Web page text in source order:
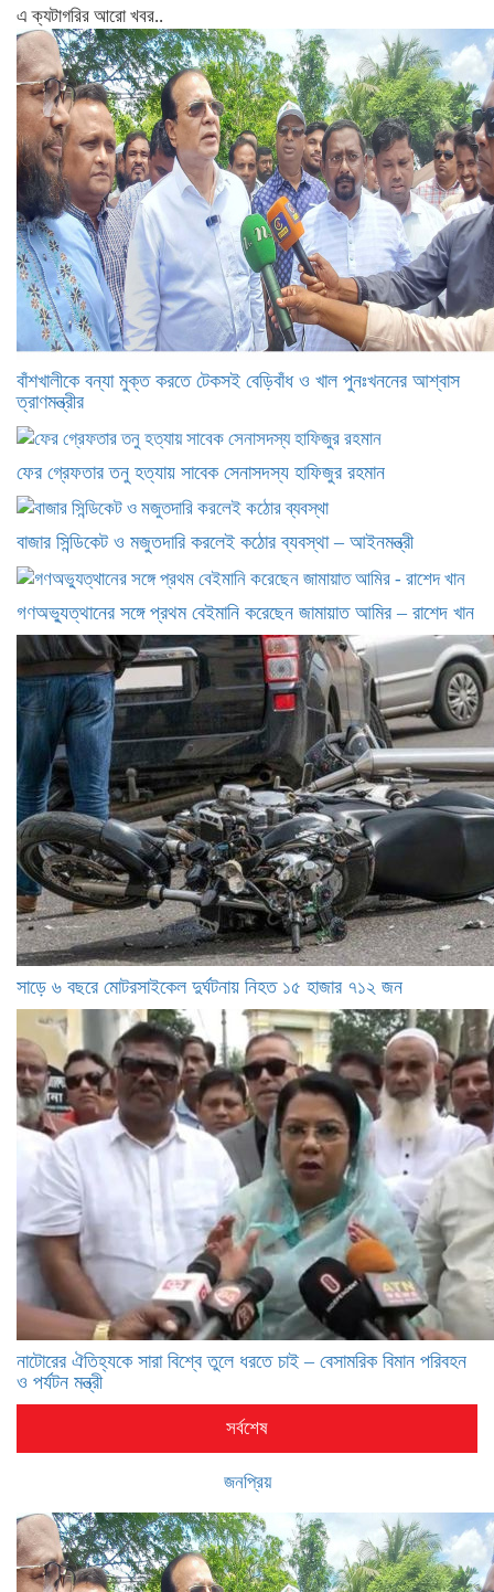
এ ক্যটাগরির আরো খবর..
বাঁশখালীকে বন্যা মুক্ত করতে টেকসই বেড়িবাঁধ ও খাল পুনঃখননের আশ্বাস
ত্রাণমন্ত্রীর
ফের গ্রেফতার তনু হত্যায় সাবেক সেনাসদস্য হাফিজুর রহমান
বাজার সিন্ডিকেট ও মজুতদারি করলেই কঠোর ব্যবস্থা – আইনমন্ত্রী
গণঅভ্যুত্থানের সঙ্গে প্রথম বেইমানি করেছেন জামায়াত আমির – রাশেদ খান
সাড়ে ৬ বছরে মোটরসাইকেল দুর্ঘটনায় নিহত ১৫ হাজার ৭১২ জন
নাটোরের ঐতিহ্যকে সারা বিশ্বে তুলে ধরতে চাই – বেসামরিক বিমান পরিবহন
ও পর্যটন মন্ত্রী
সর্বশেষ
জনপ্রিয়